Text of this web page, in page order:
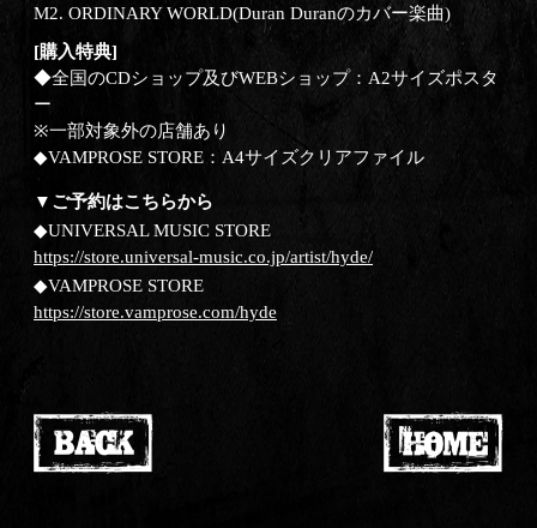
M2. ORDINARY WORLD(Duran Duranのカバー楽曲)
[購入特典]
◆全国のCDショップ及びWEBショップ：A2サイズポスタ
ー
※一部対象外の店舗あり
◆VAMPROSE STORE：A4サイズクリアファイル
▼ご予約はこちらから
◆UNIVERSAL MUSIC STORE
https://store.universal-music.co.jp/artist/hyde/
◆VAMPROSE STORE
https://store.vamprose.com/hyde